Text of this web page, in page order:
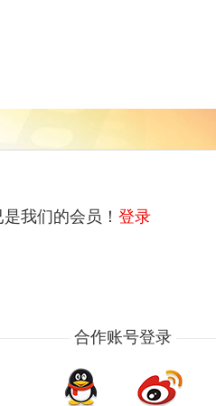
是我们的会员！ 登录
合作账号登录